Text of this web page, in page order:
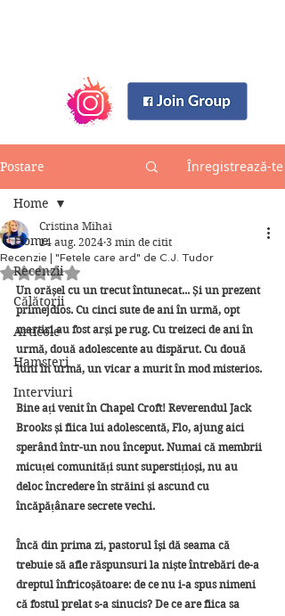
Postare Înregistrează-te
Home
Recenzii
Călătorii
Articole
Hamsteri
Interviuri
Home
Recenzie | "Fetele care ard" de C.J. Tudor
Cristina Mihai
14 aug. 2024 3 min de citit
Evaluat(ă) cu NaN din 5 stele.
Un orășel cu un trecut întunecat... Și un prezent
primejdios. Cu cinci sute de ani în urmă, opt
martiri au fost arși pe rug. Cu treizeci de ani în
urmă, două adolescente au dispărut. Cu două
luni în urmă, un vicar a murit în mod misterios.
Bine ați venit în Chapel Croft! Reverendul Jack
Brooks și fiica lui adolescentă, Flo, ajung aici
sperând într-un nou început. Numai că membrii
micuței comunități sunt superstițioși, nu au
deloc încredere în străini și ascund cu
încăpățânare secrete vechi.
Încă din prima zi, pastorul își dă seama că
trebuie să afle răspunsuri la niște întrebări de-a
dreptul înfricoșătoare: de ce nu i-a spus nimeni
că fostul prelat s-a sinucis? De ce are fiica sa